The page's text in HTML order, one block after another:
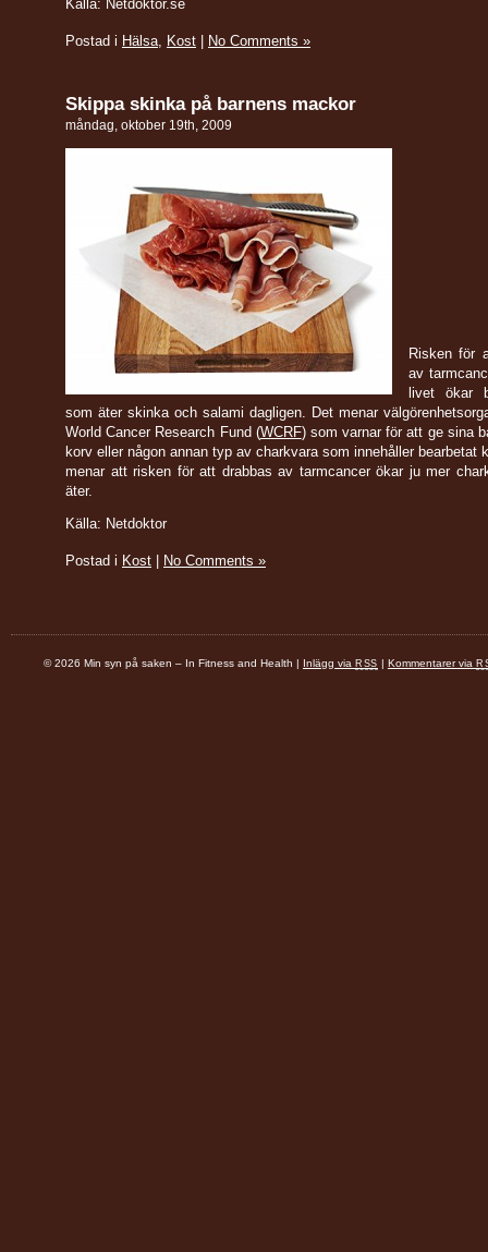
Källa: Netdoktor.se
Postad i Hälsa, Kost No Comments »
Skippa skinka på barnens mackor
måndag, oktober 19th, 2009
Risken för
av
livet ökar
som äter skinka och salami dagligen. Det menar
World Cancer Research Fund (WCRF) som varnar för att ge sina
korv eller någon annan typ av charkvara som innehåller bearbetat
menar att risken för att drabbas av tarmcancer ökar ju mer
äter.
Källa: Netdoktor
Postad i Kost No Comments »
© 2026 Min syn på saken – In Fitness and Health | Inlägg via RSS | Kommentarer via